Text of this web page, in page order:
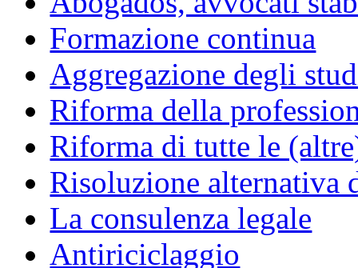
Formazione continua
Aggregazione degli
Riforma della
Riforma di tutte le
Risoluzione alternativa
La consulenza legale
Antiriciclaggio